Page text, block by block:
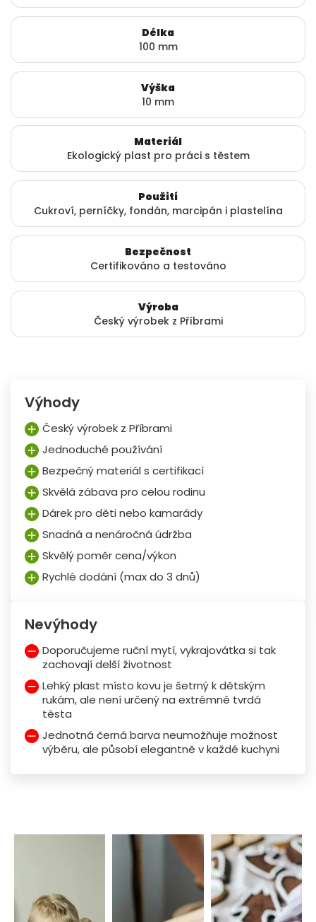
Délka
100 mm
Výška
10 mm
Materiál
Ekologický plast pro práci s těstem
Použití
Cukroví, perníčky, fondán, marcipán i plastelína
Bezpečnost
Certifikováno a testováno
Výroba
Český výrobek z Příbrami
Výhody
Český výrobek z Příbrami
Jednoduché používání
Bezpečný materiál s certifikací
Skvělá zábava pro celou rodinu
Dárek pro děti nebo kamarády
Snadná a nenáročná údržba
Skvělý poměr cena/výkon
Rychlé dodání (max do 3 dnů)
Nevýhody
Doporučujeme ruční mytí, vykrajovátka si tak
zachovají delší životnost
Lehký plast místo kovu je šetrný k dětským
rukám, ale není určený na extrémně tvrdá
těsta
Jednotná černá barva neumožňuje možnost
výběru, ale působí elegantně v každé kuchyni